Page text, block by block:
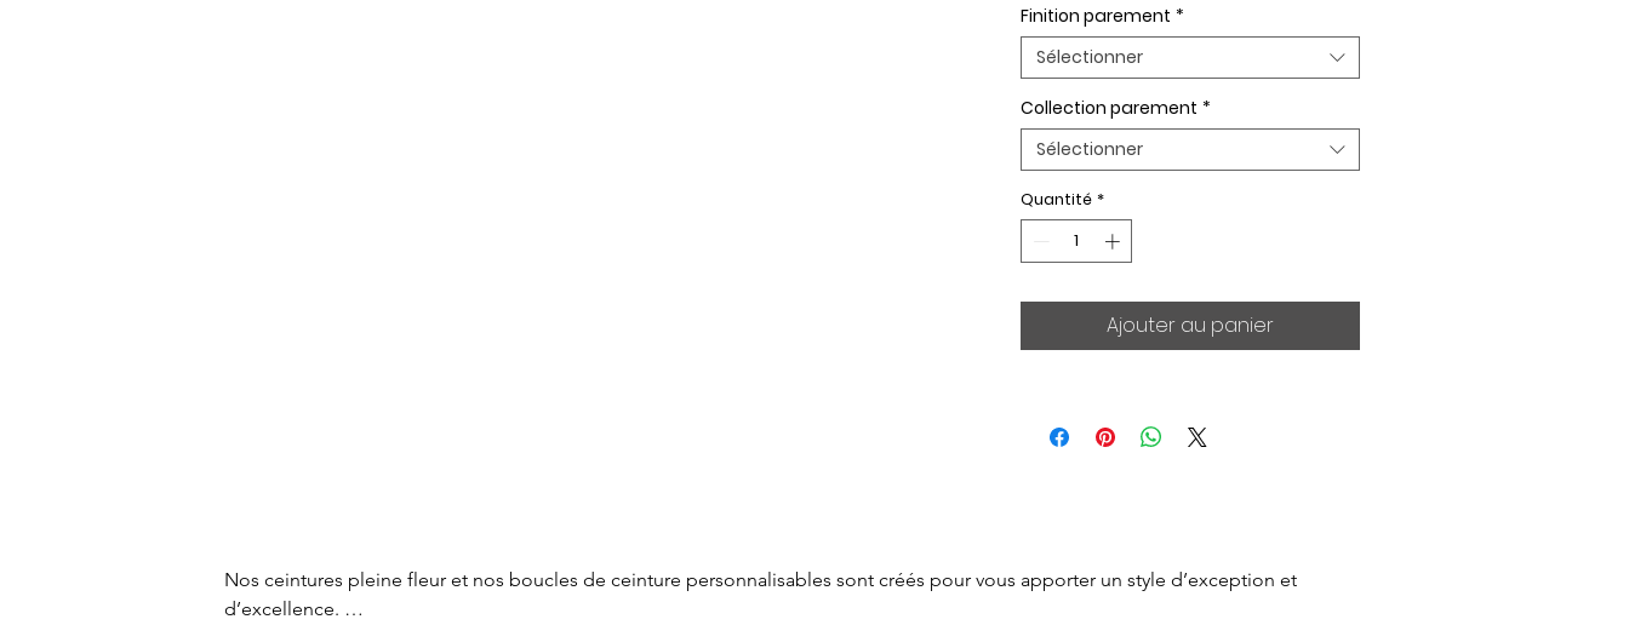
Finition parement *
Sélectionner
Collection parement *
Sélectionner
Quantité *
Ajouter au panier
Nos ceintures pleine fleur et nos boucles de ceinture personnalisables sont créés pour vous apporter un style d’exception et
d’excellence.